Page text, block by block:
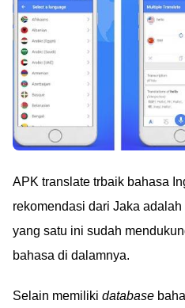
APK translate trbaik bahasa
rekomendasi dari Jaka adalah
yang satu ini sudah
bahasa di dalamnya.
Selain memiliki database